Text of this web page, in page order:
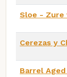
Sloe - Zure
Cerezas y
Barrel